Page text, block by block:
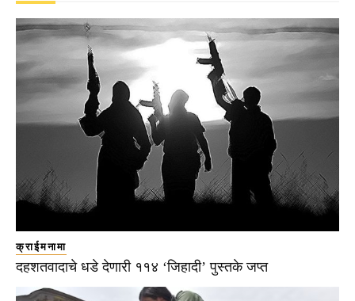
क्राईमनामा
दहशतवादाचे धडे देणारी ११४ ‘जिहादी’ पुस्तके जप्त